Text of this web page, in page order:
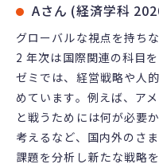
Aさん (経済学科
グローバルな視点を持ち
2 年次は国際関連の科目
ゼミでは、経営戦略や人
めています。例えば、ア
と戦うためには何が必要
考えるなど、国内外のさ
課題を分析し新たな戦略